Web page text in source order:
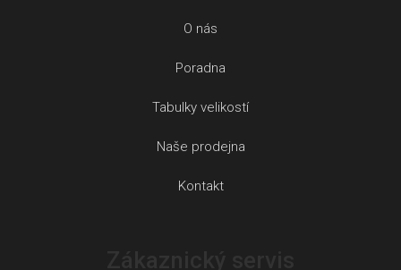
O nás
Poradna
Tabulky velikostí
Naše prodejna
Kontakt